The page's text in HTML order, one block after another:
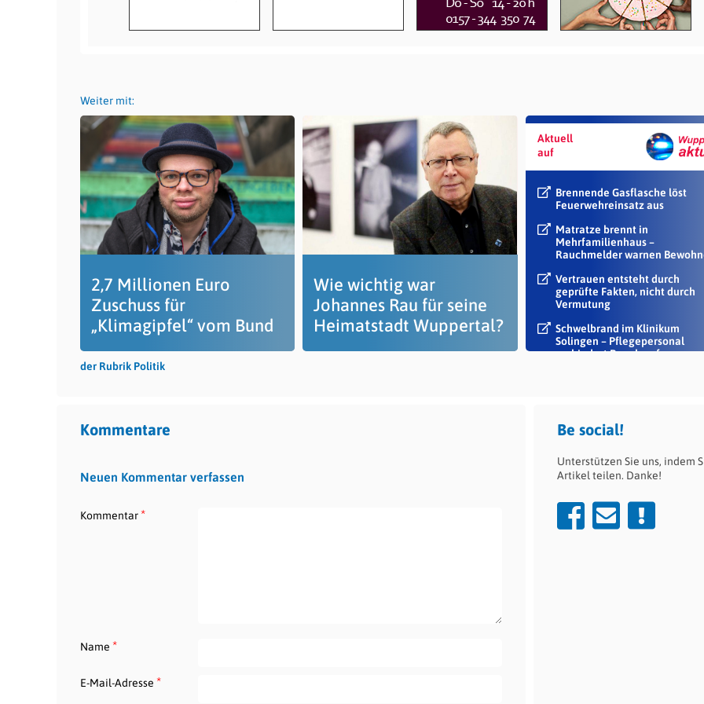
Weiter mit:
2,7 Millionen Euro
Zuschuss für
„Klimagipfel“ vom Bund
Wie wichtig war
Johannes Rau für seine
Heimatstadt Wuppertal?
Aktuell
auf
Brennende Gasflasche löst
Feuerwehreinsatz aus
Matratze brennt in
Mehrfamilienhaus –
Rauchmelder warnen
Vertrauen entsteht durch
geprüfte Fakten, nicht durch
Vermutung
Schwelbrand im Klinikum
Solingen – Pflegepersonal
verhindert Rauch auf...
der Rubrik Politik
Kommentare
Neuen Kommentar verfassen
Kommentar*
Name *
E-Mail-Adresse *
Be social!
Unterstützen Sie uns, indem
Artikel teilen. Danke!